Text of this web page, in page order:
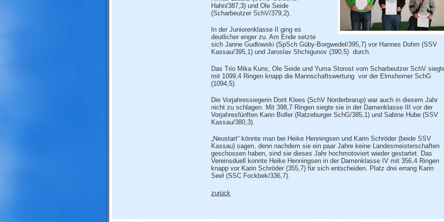
Hahn/387,3) und Ole Seide
(Scharbeutzer SchV/379,2).
In der Juniorenklasse II ging es
deutlicher enger zu. Am Ende setzte
sich Janne Gudlowski (SpSch Güby-Borgwedel/395,7) vor Hannes Dohm (SSV
Kassau/395,1) und Jaroslav Shchigunov (390,5) durch.
Das Trio Mika Kuns, Ole Seide und Yuma Storost vom Scharbeutzer SchV
mit 1099,4 Ringen knapp die Mannschaftswertung vor der Elmshorner SchG
(1094,5).
Die Vorjahressiegerin Dorit Klees (SchV Norderbrarup) war auch in diesem Jahr
nicht zu schlagen. Mit 398,7 Ringen siegte sie in der Damenklasse III vor der
Vorjahresfünften Karin Boller (Ratzeburger SchG/385,1) und Sabine Hube (SSV
Kassau/380,3).
„Neustart“ könnte man bei Heike Henningsen und Karin Schröder (beide SSV
Kassau) sagen, denn nachdem sie ein paar Jahre keine Landesmeisterschaften
geschossen haben, sind sie dieses Jahr hochmotoviert wieder gestartet. Das
Vereinsduell konnte Heike Henningsen in der Damenklasse IV mit 356,4 Ringen
knapp vor Karin Schröder (355,7) für sich entscheiden. Platz drei errang Karin
Seel (SSC Fockbek/336,7).
zurück